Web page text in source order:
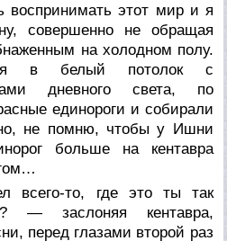
воспринимать этот мир и я
совершенно не обращая
на холодном полу.
в белый потолок с
дневного света, по
единороги и собирали
не помню, чтобы у Ишни
больше на кентавра
всего-то, где это ты так
— заслоняя кентавра,
перед глазами второй раз